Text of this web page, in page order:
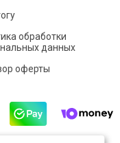
обработки
данных
оферты